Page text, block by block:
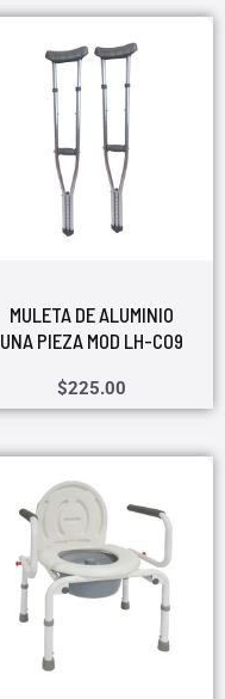
MULETA DE ALUMINIO
UNA PIEZA MOD LH-C09
$225.00